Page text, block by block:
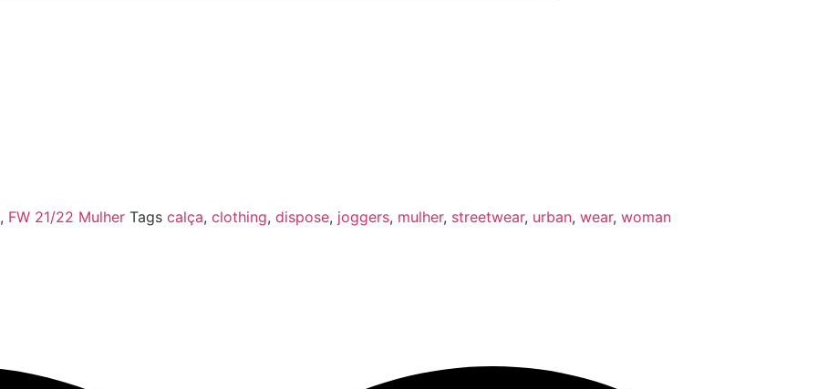
, FW 21/22 Mulher Tags calça, clothing, dispose, joggers, mulher, streetwear, urban, wear, woman